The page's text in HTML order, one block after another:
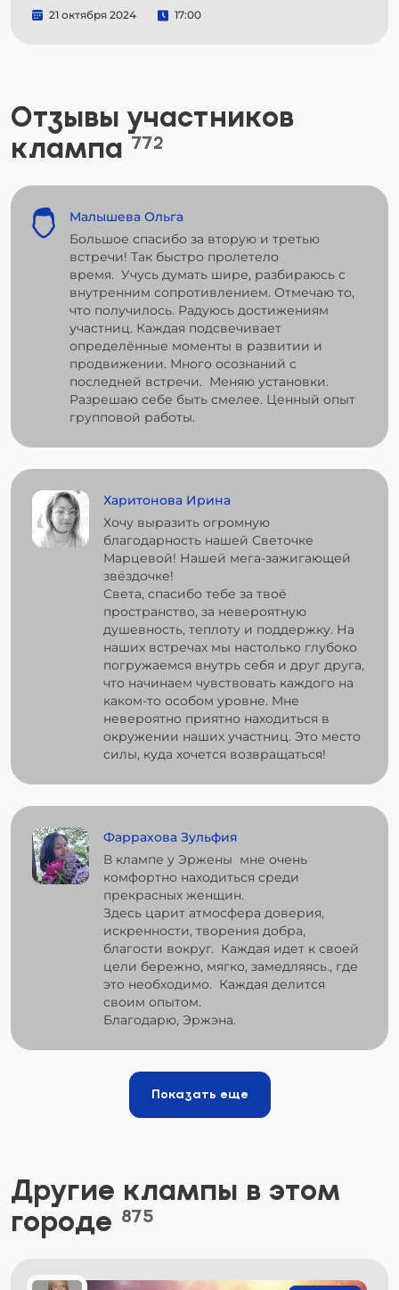
21 октября 2024 17:00
Отзывы участников
клампа 772
Малышева Ольга
Большое спасибо за вторую и третью
встречи! Так быстро пролетело
время. Учусь думать шире, разбираюсь с
внутренним сопротивлением. Отмечаю то,
что получилось. Радуюсь достижениям
участниц. Каждая подсвечивает
определённые моменты в развитии и
продвижении. Много осознаний с
последней встречи. Меняю установки.
Разрешаю себе быть смелее. Ценный опыт
групповой работы.
Харитонова Ирина
Хочу выразить огромную
благодарность нашей Светочке
Марцевой! Нашей мега-зажигающей
звёздочке!
Света, спасибо тебе за твоё
пространство, за невероятную
душевность, теплоту и поддержку. На
наших встречах мы настолько глубоко
погружаемся внутрь себя и друг друга,
что начинаем чувствовать каждого на
каком-то особом уровне. Мне
невероятно приятно находиться в
окружении наших участниц. Это место
силы, куда хочется возвращаться!
Фаррахова Зульфия
В клампе у Эржены мне очень
комфортно находиться среди
прекрасных женщин.
Здесь царит атмосфера доверия,
искренности, творения добра,
благости вокруг. Каждая идет к своей
цели бережно, мягко, замедляясь., где
это необходимо. Каждая делится
своим опытом.
Благодарю, Эржэна.
Показать еще
Другие клампы в этом
городе 875